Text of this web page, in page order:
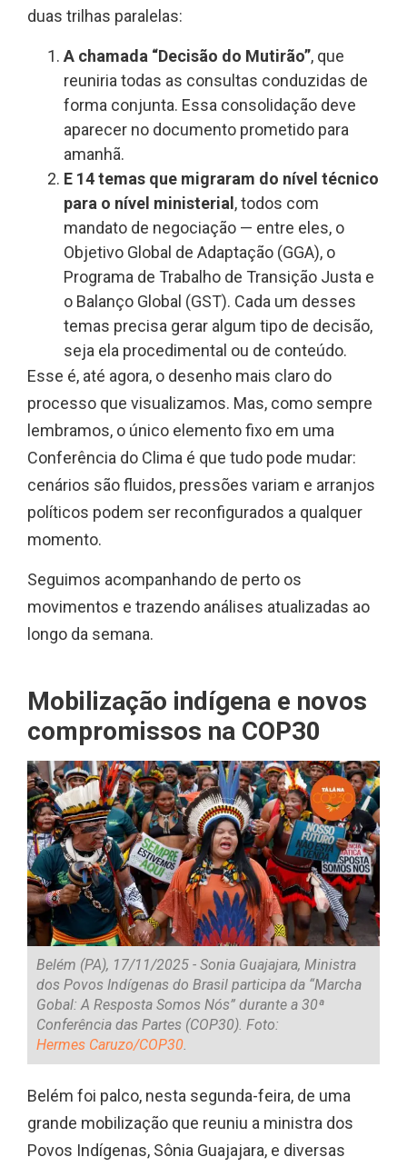
duas trilhas paralelas:
A chamada “Decisão do Mutirão”, que
reuniria todas as consultas conduzidas de
forma conjunta. Essa consolidação deve
aparecer no documento prometido para
amanhã.
E 14 temas que migraram do nível técnico
para o nível ministerial, todos com
mandato de negociação — entre eles, o
Objetivo Global de Adaptação (GGA), o
Programa de Trabalho de Transição Justa e
o Balanço Global (GST). Cada um desses
temas precisa gerar algum tipo de decisão,
seja ela procedimental ou de conteúdo.
Esse é, até agora, o desenho mais claro do
processo que visualizamos. Mas, como sempre
lembramos, o único elemento fixo em uma
Conferência do Clima é que tudo pode mudar:
cenários são fluidos, pressões variam e arranjos
políticos podem ser reconfigurados a qualquer
momento.
Seguimos acompanhando de perto os
movimentos e trazendo análises atualizadas ao
longo da semana.
Mobilização indígena e novos
compromissos na COP30
Belém (PA), 17/11/2025 - Sonia Guajajara, Ministra
dos Povos Indígenas do Brasil participa da “Marcha
Gobal: A Resposta Somos Nós” durante a 30ª
Conferência das Partes (COP30). Foto:
Hermes Caruzo/COP30.
Belém foi palco, nesta segunda-feira, de uma
grande mobilização que reuniu a ministra dos
Povos Indígenas, Sônia Guajajara, e diversas